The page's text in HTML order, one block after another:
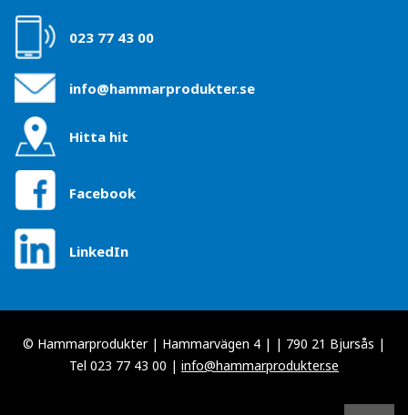
023 77 43 00
info@hammarprodukter.se
Hitta hit
Facebook
LinkedIn
© Hammarprodukter | Hammarvägen 4 | | 790 21 Bjursås |
Tel 023 77 43 00 | info@hammarprodukter.se